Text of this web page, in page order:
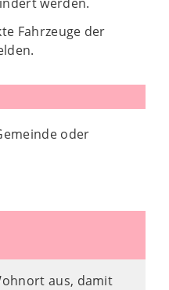
Fahrzeuge der
oder
aus, damit